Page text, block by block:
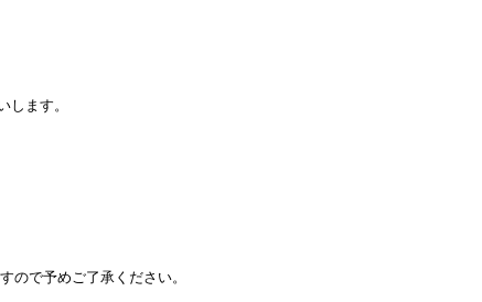
します。
ので予めご了承ください。